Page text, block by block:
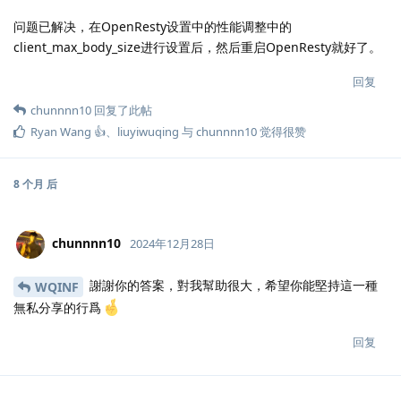
问题已解决，在OpenResty设置中的性能调整中的
client_max_body_size进行设置后，然后重启OpenResty就好了。
回复
chunnnn10 回复了此帖
Ryan Wang 👍、 liuyiwuqing 与chunnnn10觉得很赞
8 个月 后
chunnnn10 2024年12月28日
WQINF
謝謝你的答案，對我幫助很大，希望你能堅持這一種
無私分享的行爲
回复